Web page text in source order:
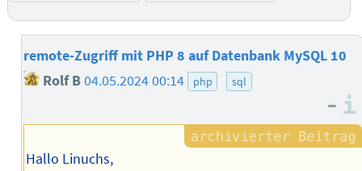
remote-Zugriff mit PHP 8 auf Datenbank MySQL 10
Rolf B04.05.2024 00:14 php sql
–
Hallo Linuchs,